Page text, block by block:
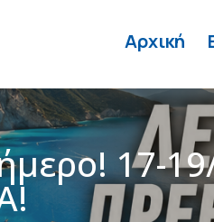
Αρχική
17-